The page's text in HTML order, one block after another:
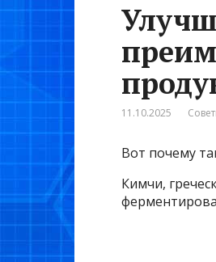
11.10.2025
Вот почему
Кимчи,